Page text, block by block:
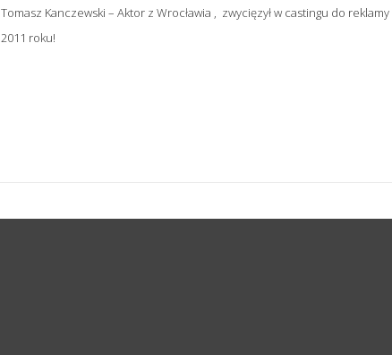
Tomasz Kanczewski – Aktor z Wrocławia , zwycięzył w castingu do
2011 roku!